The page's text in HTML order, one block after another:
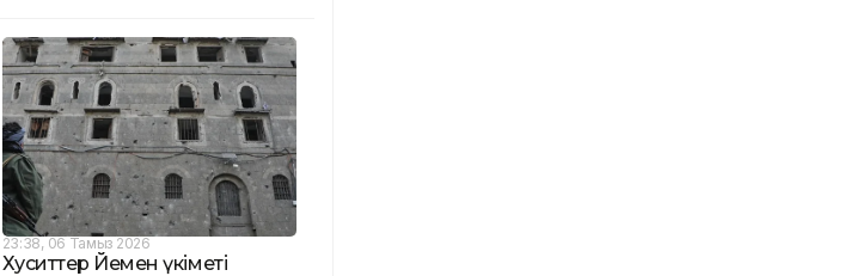
23:38, 06 Тамыз 2026
Хуситтер Йемен үкіметі